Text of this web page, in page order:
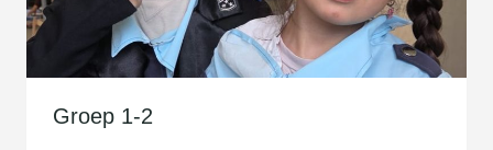
Groep 1-2